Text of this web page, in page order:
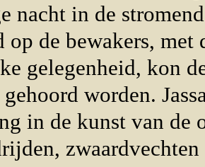
nacht in de
op de bewakers,
gelegenheid, kon
gehoord worden.
in de kunst van de